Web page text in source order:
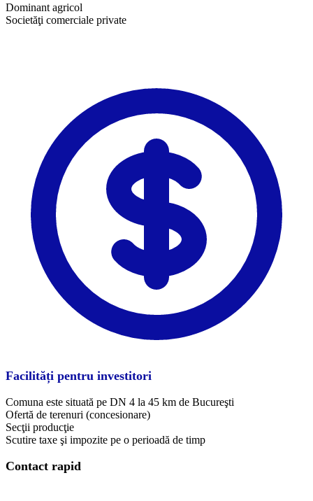
Dominant agricol
Societăţi comerciale private
Facilități pentru investitori
Comuna este situată pe DN 4 la 45 km de Bucureşti
Ofertă de terenuri (concesionare)
Secţii producţie
Scutire taxe şi impozite pe o perioadă de timp
Contact rapid